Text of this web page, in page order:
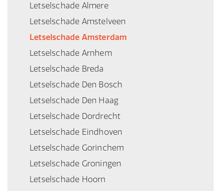
Letselschade Almere
Letselschade Amstelveen
Letselschade Amsterdam
Letselschade Arnhem
Letselschade Breda
Letselschade Den Bosch
Letselschade Den Haag
Letselschade Dordrecht
Letselschade Eindhoven
Letselschade Gorinchem
Letselschade Groningen
Letselschade Hoorn